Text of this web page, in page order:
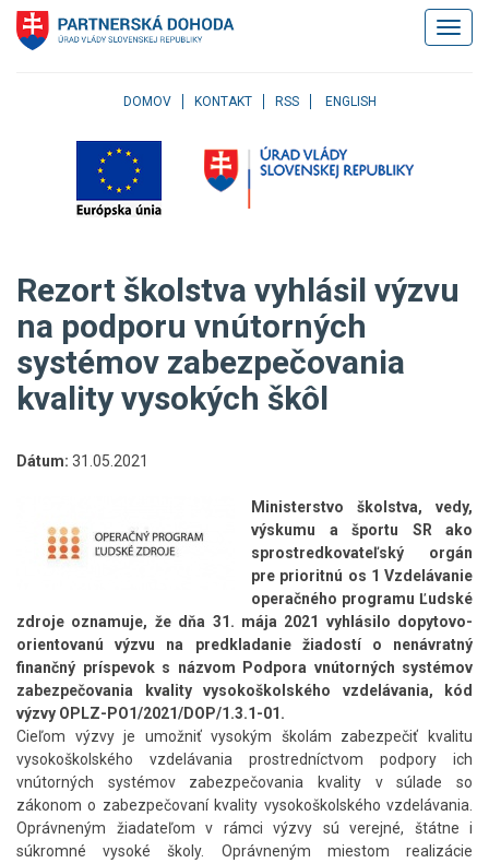
Klávesové
skratky
Skočiť
menu
na
užívateľské
menu
Skočiť
stránky
DOMOV KONTAKT RSS ENGLISH
Rezort školstva vyhlásil výzvu
na podporu vnútorných
systémov zabezpečovania
kvality vysokých škôl
Dátum: 31.05.2021
Ministerstvo školstva, vedy,
výskumu a športu SR ako
sprostredkovateľský orgán
pre prioritnú os 1 Vzdelávanie
operačného programu Ľudské
zdroje oznamuje, že dňa 31. mája 2021 vyhlásilo dopytovo-
orientovanú výzvu na predkladanie žiadostí o nenávratný
finančný príspevok s názvom Podpora vnútorných systémov
zabezpečovania kvality vysokoškolského vzdelávania, kód
výzvy OPLZ-PO1/2021/DOP/1.3.1-01.
Cieľom výzvy je umožniť vysokým školám zabezpečiť kvalitu
vysokoškolského vzdelávania prostredníctvom podpory ich
vnútorných systémov zabezpečovania kvality v súlade so
zákonom o zabezpečovaní kvality vysokoškolského vzdelávania.
Oprávneným žiadateľom v rámci výzvy sú verejné, štátne i
súkromné vysoké školy. Oprávneným miestom realizácie